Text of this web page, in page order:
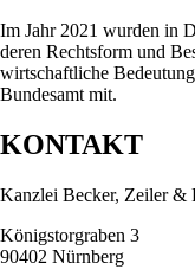
Im Jahr 2021 wurden in
deren Rechtsform und
wirtschaftliche
Bundesamt mit.
KONTAKT
Kanzlei Becker, Zeiler &
Königstorgraben 3
90402 Nürnberg